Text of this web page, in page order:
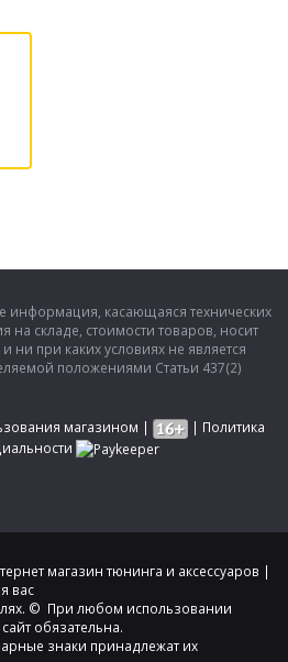
информация, касающаяся технических
на складе, стоимости товаров, носит
при каких условиях не является
положениями Статьи 437(2)
магазином | | Политика
магазин тюнинга и аксессуаров |
вас
© При любом использовании
обязательна.
знаки принадлежат их